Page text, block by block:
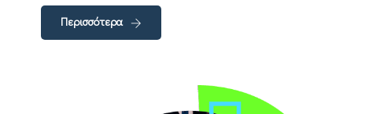
Περισσότερα